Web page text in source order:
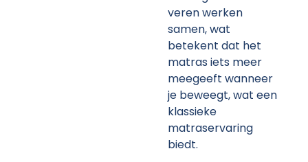
veren werken
samen, wat
betekent dat het
matras iets meer
meegeeft wanneer
je beweegt, wat een
klassieke
matraservaring
biedt.